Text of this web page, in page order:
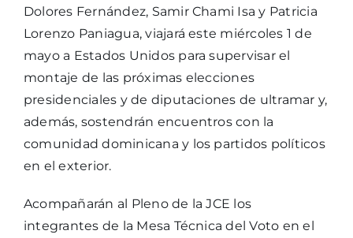
Dolores Fernández, Samir Chami Isa y Patricia
Lorenzo Paniagua, viajará este miércoles 1 de
mayo a Estados Unidos para supervisar el
montaje de las próximas elecciones
presidenciales y de diputaciones de ultramar y,
además, sostendrán encuentros con la
comunidad dominicana y los partidos políticos
en el exterior.
Acompañarán al Pleno de la JCE los
integrantes de la Mesa Técnica del Voto en el